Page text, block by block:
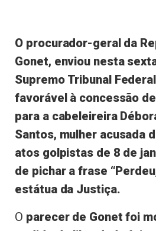
O procurador-geral da
Gonet, enviou nesta
Supremo Tribunal
favorável à concessão
para a cabeleireira
Santos, mulher acusada
atos golpistas de 8 de
de pichar a frase
estátua da Justiça.
O parecer de Gonet foi